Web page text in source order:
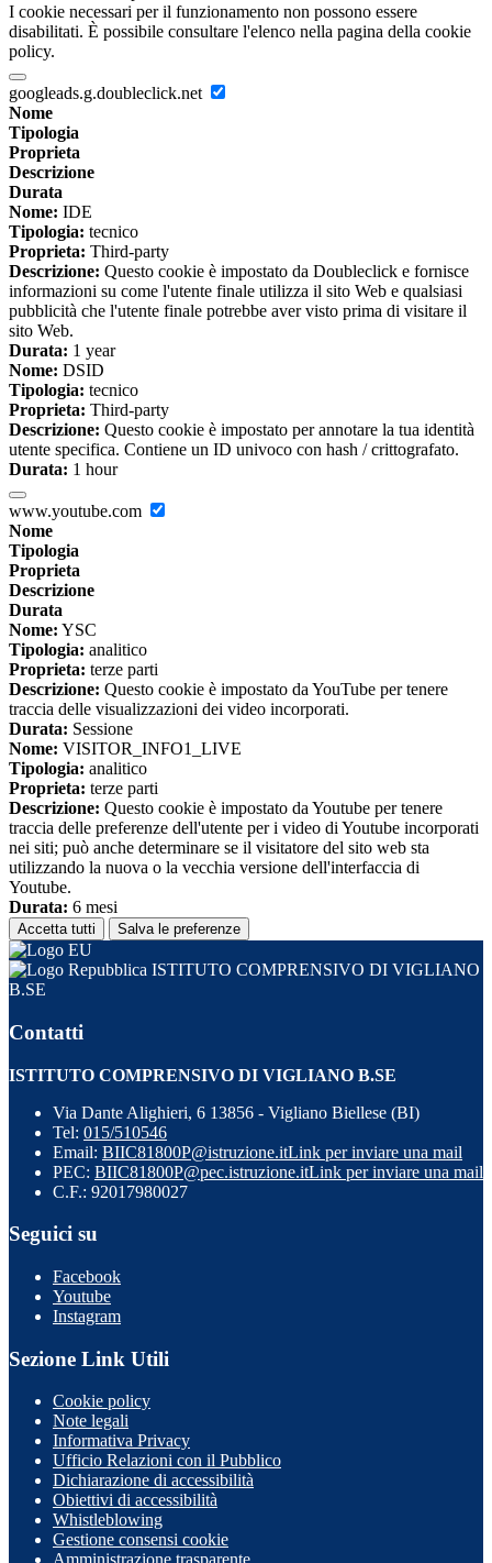
I cookie necessari per il funzionamento non possono essere
disabilitati. È possibile consultare l'elenco nella pagina della cookie
policy.
googleads.g.doubleclick.net
Nome
Tipologia
Proprieta
Descrizione
Durata
Nome: IDE
Tipologia: tecnico
Proprieta: Third-party
Descrizione: Questo cookie è impostato da Doubleclick e fornisce
informazioni su come l'utente finale utilizza il sito Web e qualsiasi
pubblicità che l'utente finale potrebbe aver visto prima di visitare il
sito Web.
Durata: 1 year
Nome: DSID
Tipologia: tecnico
Proprieta: Third-party
Descrizione: Questo cookie è impostato per annotare la tua identità
utente specifica. Contiene un ID univoco con hash / crittografato.
Durata: 1 hour
www.youtube.com
Nome
Tipologia
Proprieta
Descrizione
Durata
Nome: YSC
Tipologia: analitico
Proprieta: terze parti
Descrizione: Questo cookie è impostato da YouTube per tenere
traccia delle visualizzazioni dei video incorporati.
Durata: Sessione
Nome: VISITOR_INFO1_LIVE
Tipologia: analitico
Proprieta: terze parti
Descrizione: Questo cookie è impostato da Youtube per tenere
traccia delle preferenze dell'utente per i video di Youtube incorporati
nei siti; può anche determinare se il visitatore del sito web sta
utilizzando la nuova o la vecchia versione dell'interfaccia di
Youtube.
Durata: 6 mesi
Accetta tutti Salva le preferenze
ISTITUTO COMPRENSIVO DI VIGLIANO
B.SE
Contatti
ISTITUTO COMPRENSIVO DI VIGLIANO B.SE
Via Dante Alighieri, 6 13856 - Vigliano Biellese (BI)
Tel: 015/510546
Email: BIIC81800P@istruzione.itLink per inviare una mail
PEC: BIIC81800P@pec.istruzione.itLink per inviare una mail
C.F.: 92017980027
Seguici su
Facebook
Youtube
Instagram
Sezione Link Utili
Cookie policy
Note legali
Informativa Privacy
Ufficio Relazioni con il Pubblico
Dichiarazione di accessibilità
Obiettivi di accessibilità
Whistleblowing
Gestione consensi cookie